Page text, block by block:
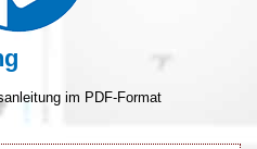
im PDF-Format